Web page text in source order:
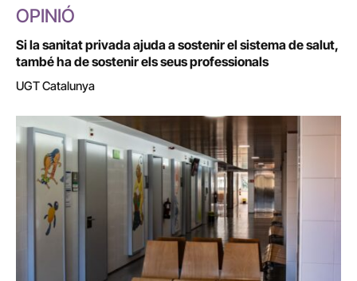
OPINIÓ
Si la sanitat privada ajuda a sostenir el sistema de salut,
també ha de sostenir els seus professionals
UGT Catalunya